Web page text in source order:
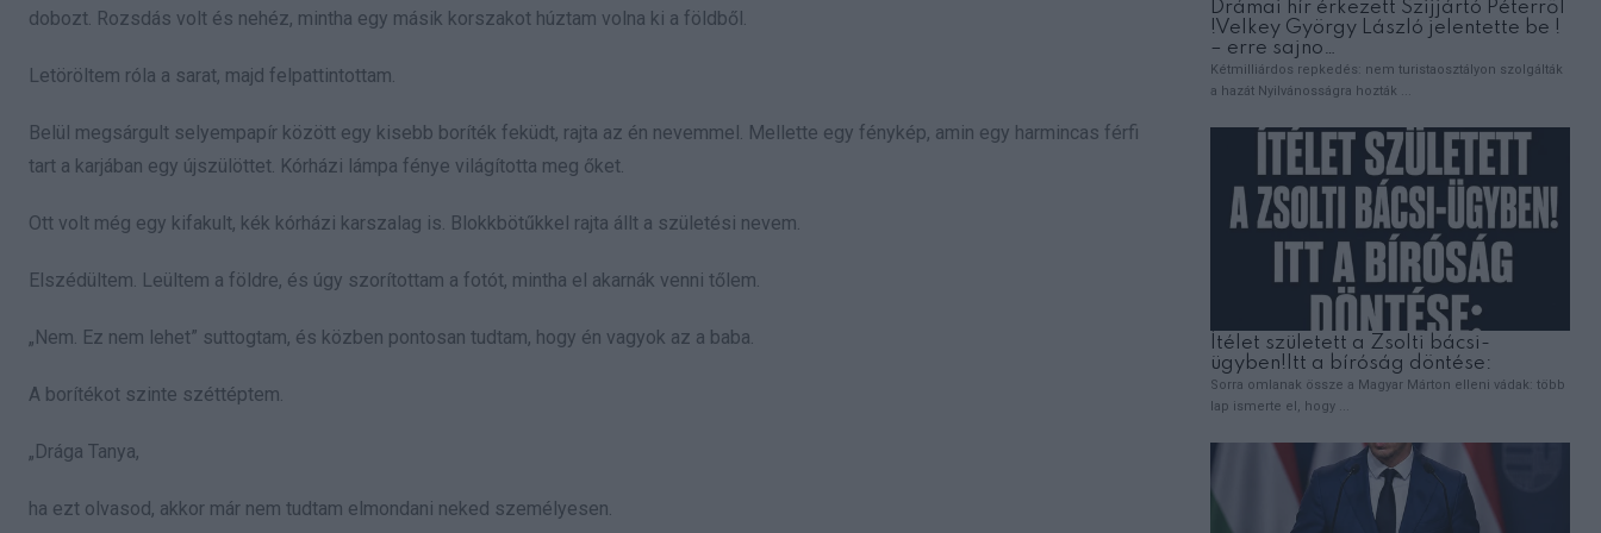
dobozt. Rozsdás volt és nehéz, mintha egy másik korszakot húztam volna ki a földből.
Letöröltem róla a sarat, majd felpattintottam.
Belül megsárgult selyempapír között egy kisebb boríték feküdt, rajta az én nevemmel. Mellette egy fénykép, amin egy harmincas férfi
tart a karjában egy újszülöttet. Kórházi lámpa fénye világította meg őket.
Ott volt még egy kifakult, kék kórházi karszalag is. Blokkbötűkkel rajta állt a születési nevem.
Elszédültem. Leültem a földre, és úgy szorítottam a fotót, mintha el akarnák venni tőlem.
„Nem. Ez nem lehet” suttogtam, és közben pontosan tudtam, hogy én vagyok az a baba.
A borítékot szinte széttéptem.
„Drága Tanya,
ha ezt olvasod, akkor már nem tudtam elmondani neked személyesen.